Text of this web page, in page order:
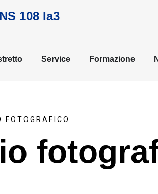
108 Ia3
Service Formazione
FOTOGRAFICO